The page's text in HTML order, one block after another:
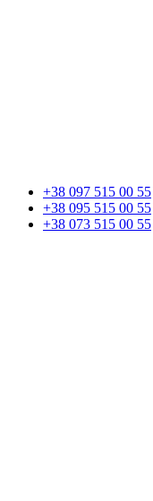
+38 097 515 00 55
+38 095 515 00 55
+38 073 515 00 55